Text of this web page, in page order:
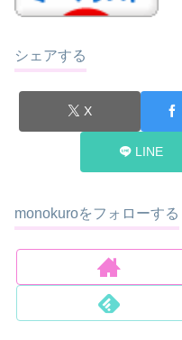
シェアする
X
LINE
monokuroをフォローする